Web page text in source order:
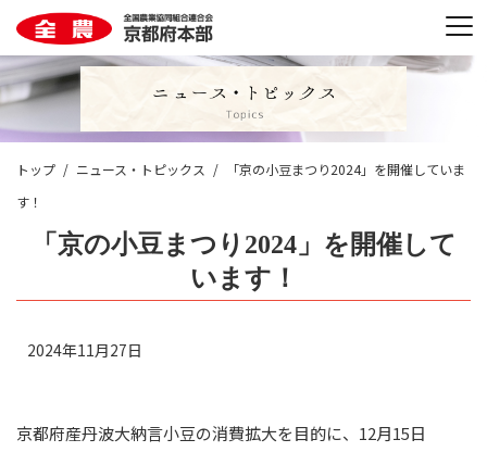
トップ ニュース・トピックス
「京の小豆まつり2024」を開催していま
す！
「京の小豆まつり2024」を開催して
います！
2024年11月27日
京都府産丹波大納言小豆の消費拡大を目的に、12月15日